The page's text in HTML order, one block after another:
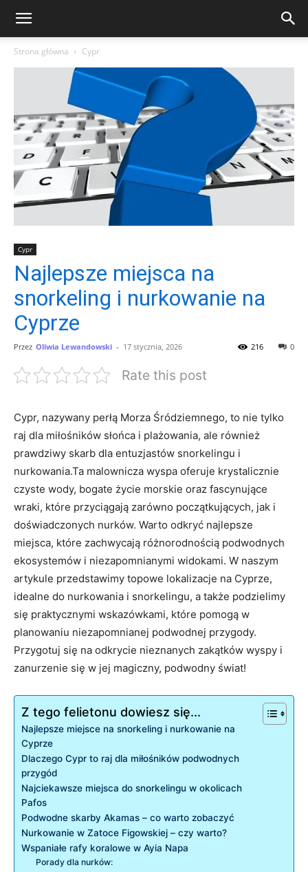
Strona główna Cypr
Cypr
Najlepsze miejsca na
snorkeling i nurkowanie na
Cyprze
Przez Oliwia Lewandowski - 17 stycznia, 2026 0
216
Rate this post
Cypr, nazywany ‌perłą ⁣Morza Śródziemnego, ⁤to nie ⁣tylko
raj dla miłośników słońca i‍ plażowania, ale również
prawdziwy skarb dla entuzjastów snorkelingu i
nurkowania.Ta‌ malownicza wyspa oferuje krystalicznie
czyste⁤ wody,​ bogate‌ życie morskie oraz fascynujące⁣
wraki, które przyciągają zarówno początkujących, jak⁣ i
doświadczonych nurków. Warto odkryć⁢ najlepsze
⁤miejsca, które⁣ zachwycają różnorodnością podwodnych
ekosystemów i niezapomnianymi widokami. ‌W‌ naszym
‍artykule przedstawimy topowe lokalizacje na Cyprze,
idealne do nurkowania i snorkelingu, ⁢a także podzielimy
się praktycznymi wskazówkami, które pomogą w
planowaniu ‌niezapomnianej ⁣podwodnej przygody.
Przygotuj się na odkrycie nieznanych zakątków wyspy i‍
zanurzenie ‌się w jej magiczny, podwodny‍ świat!
Z tego felietonu dowiesz się...
Najlepsze‍ miejsce na snorkeling i nurkowanie na
Cyprze
Dlaczego Cypr to raj dla miłośników podwodnych⁤
przygód
Najciekawsze miejsca do snorkelingu w okolicach
Pafos
Podwodne ​skarby⁤ Akamas – co warto zobaczyć
Nurkowanie w Zatoce Figowskiej –⁢ czy warto?
Wspaniałe‌ rafy koralowe w Ayia Napa
Porady dla nurków: